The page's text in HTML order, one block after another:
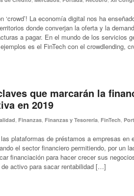
‘crowd’! La economía digital nos ha
donde converjan la oferta y la
a pagar. En el mundo de los servicios
es el FinTech con el crowdlending,
que marcarán la
en 2019
Finanzas Finanzas y Tesorería FinTech
plataformas de préstamos a empresas en
el sector financiero permitiendo, por un
financiación para hacer crecer sus
activo para sacar rentabilidad […]